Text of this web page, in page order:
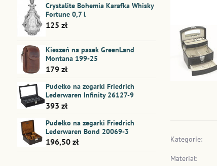
Kategorie:
Materiał:
Crystalite Bohemia Karafka Whisky
Fortune 0,7 l
125 zł
Kieszeń na pasek GreenLand
Montana 199-25
179 zł
Pudełko na zegarki Friedrich
Lederwaren Infinity 26127-9
393 zł
Pudełko na zegarki Friedrich
Lederwaren Bond 20069-3
196,50 zł